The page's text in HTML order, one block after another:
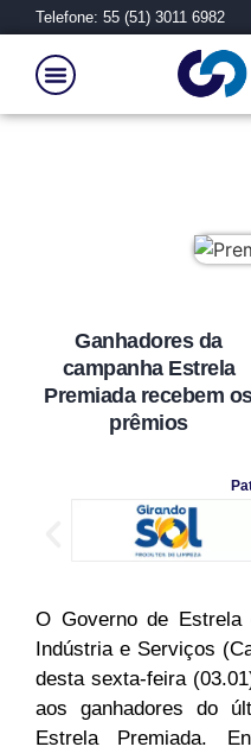
Telefone: 55 (51) 3011 6982
Ganhadores da
campanha Estrela
Premiada recebem
prêmios
O Governo de
Indústria e Serviços
destasexta-feira
aos ganhadores do
Estrela Premiada.